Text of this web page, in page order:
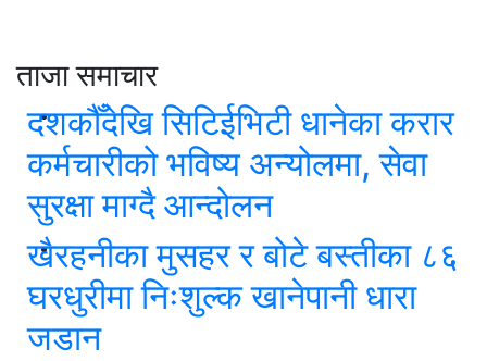
ताजा समाचार
दशकौँदेखि सिटिईभिटी धानेका करार
कर्मचारीको भविष्य अन्योलमा, सेवा
सुरक्षा माग्दै आन्दोलन
खैरहनीका मुसहर र बोटे बस्तीका ८६
घरधुरीमा निःशुल्क खानेपानी धारा
जडान